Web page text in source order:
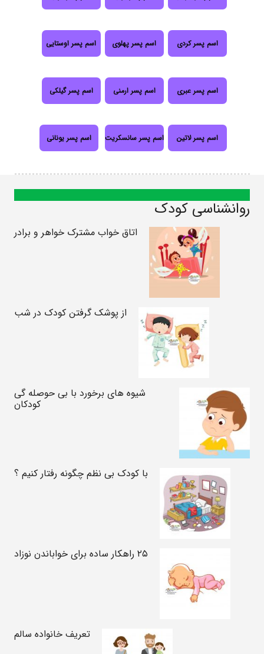
اسم پسر کردی اسم پسر پهلوی اسم پسر اوستایی
اسم پسر عبری اسم پسر ارمنی اسم پسر گیلکی
اسم پسر لاتین اسم پسر سانسکریت اسم پسر یونانی
روانشناسی کودک
اتاق خواب مشترک خواهر و برادر
از پوشک گرفتن کودک در شب
شیوه های برخورد با بی حوصله گی
کودکان
با کودک بی نظم چگونه رفتار کنیم ؟
۲۵ راهکار ساده برای خواباندن نوزاد
تعریف خانواده سالم